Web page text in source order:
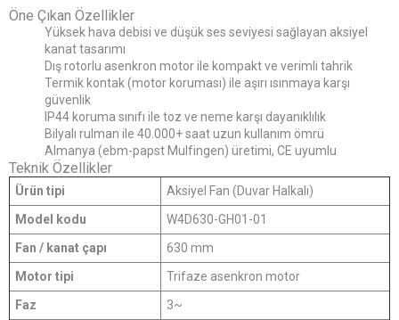
Öne Çıkan Özellikler
Yüksek hava debisi ve düşük ses seviyesi sağlayan aksiyel
kanat tasarımı
Dış rotorlu asenkron motor ile kompakt ve verimli tahrik
Termik kontak (motor koruması) ile aşırı ısınmaya karşı
güvenlik
IP44 koruma sınıfı ile toz ve neme karşı dayanıklılık
Bilyalı rulman ile 40.000+ saat uzun kullanım ömrü
Almanya (ebm-papst Mulfingen) üretimi, CE uyumlu
Teknik Özellikler
Ürün tipi
Aksiyel Fan (Duvar Halkalı)
Model kodu
W4D630-GH01-01
Fan / kanat çapı
630 mm
Motor tipi
Trifaze asenkron motor
Faz
3~